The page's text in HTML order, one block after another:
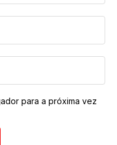
para a próxima vez